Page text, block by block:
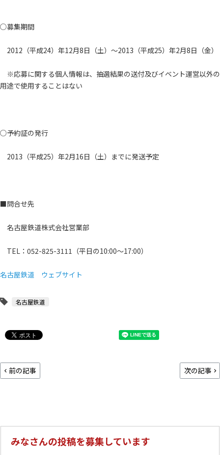
○募集期間
2012（平成24）年12月8日（土）～2013（平成25）年2月8日（金）
※応募に関する個人情報は、抽選結果の送付及びイベント運営以外の
用途で使用することはない
○予約証の発行
2013（平成25）年2月16日（土）までに発送予定
■問合せ先
名古屋鉄道株式会社営業部
TEL：052-825-3111（平日の10:00～17:00）
名古屋鉄道 ウェブサイト
名古屋鉄道
前の記事 次の記事
みなさんの投稿を募集しています